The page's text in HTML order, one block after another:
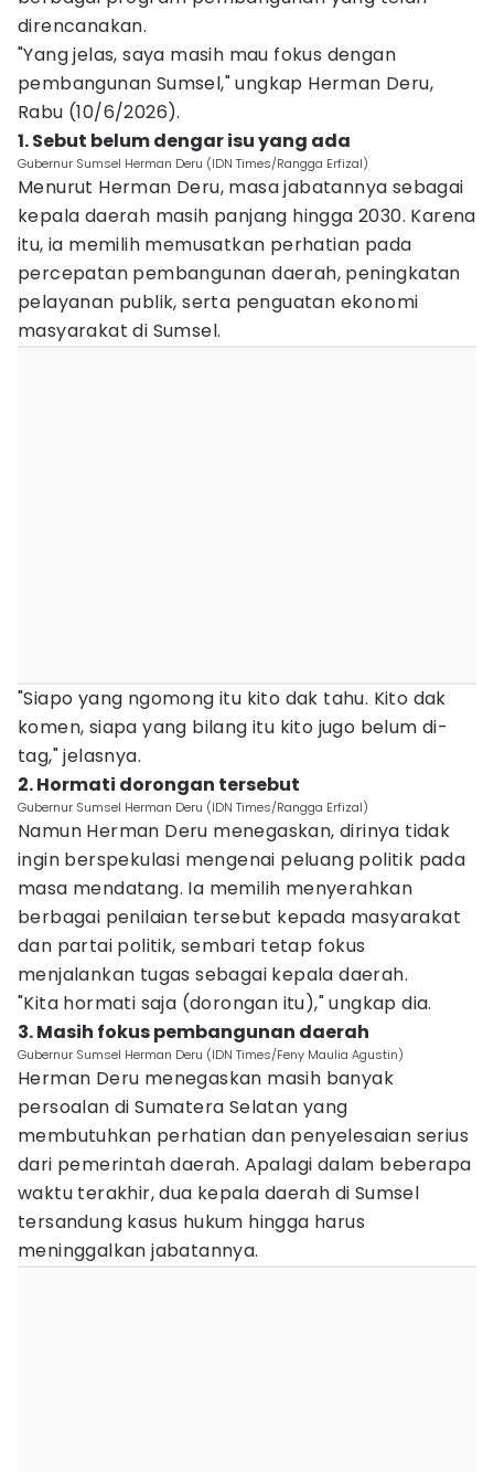
direncanakan.
"Yang jelas, saya masih mau fokus dengan
pembangunan Sumsel," ungkap Herman Deru,
Rabu (10/6/2026).
1. Sebut belum dengar isu yang ada
Gubernur Sumsel Herman Deru (IDN Times/Rangga Erfizal)
Menurut Herman Deru, masa jabatannya sebagai
kepala daerah masih panjang hingga 2030. Karena
itu, ia memilih memusatkan perhatian pada
percepatan pembangunan daerah, peningkatan
pelayanan publik, serta penguatan ekonomi
masyarakat di Sumsel.
"Siapo yang ngomong itu kito dak tahu. Kito dak
komen, siapa yang bilang itu kito jugo belum di-
tag," jelasnya.
2. Hormati dorongan tersebut
Gubernur Sumsel Herman Deru (IDN Times/Rangga Erfizal)
Namun Herman Deru menegaskan, dirinya tidak
ingin berspekulasi mengenai peluang politik pada
masa mendatang. Ia memilih menyerahkan
berbagai penilaian tersebut kepada masyarakat
dan partai politik, sembari tetap fokus
menjalankan tugas sebagai kepala daerah.
"Kita hormati saja (dorongan itu)," ungkap dia.
3. Masih fokus pembangunan daerah
Gubernur Sumsel Herman Deru (IDN Times/Feny Maulia Agustin)
Herman Deru menegaskan masih banyak
persoalan di Sumatera Selatan yang
membutuhkan perhatian dan penyelesaian serius
dari pemerintah daerah. Apalagi dalam beberapa
waktu terakhir, dua kepala daerah di Sumsel
tersandung kasus hukum hingga harus
meninggalkan jabatannya.